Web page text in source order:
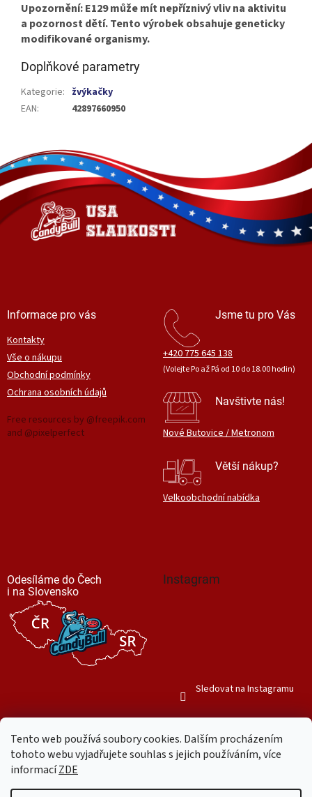
Tento web používá soubory cookies. Dalším procházením
tohoto webu vyjadřujete souhlas s jejich používáním, více
informacíZDE
Upozornění: E129 může mít nepříznivý vliv na aktivitu
a pozornost dětí. Tento výrobek obsahuje geneticky
modifikované organismy.
Doplňkové parametry
Kategorie: žvýkačky
EAN: 42897660950
á
p
a
í
Informace pro vás
Kontakty
Vše o nákupu
Obchodní podmínky
Ochrana osobních údajů
Free resources by @freepik.com
and @pixelperfect
Jsme tu pro Vás
+420 775 645 138
(Volejte Po až Pá od 10 do 18.00 hodin)
Navštivte nás!
Nové Butovice / Metronom
Větší nákup?
Velkoobchodní nabídka
Odesíláme do Čech
i na Slovensko
Instagram
Sledovat na Instagramu